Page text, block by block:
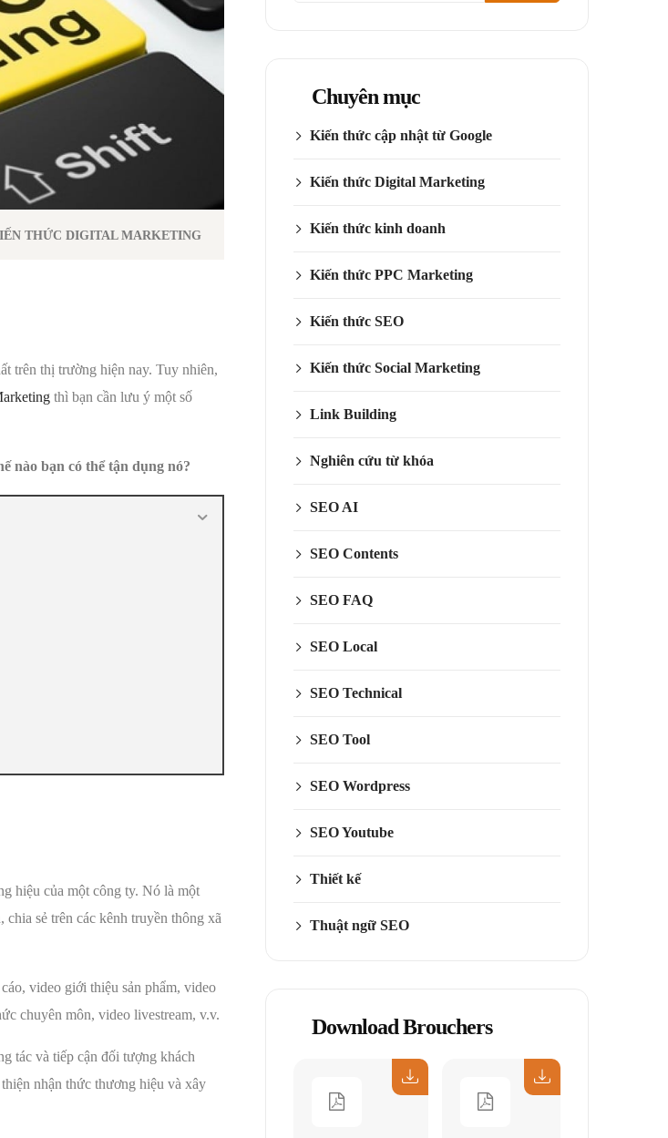
THỨC DIGITAL MARKETING
trên thị trường hiện nay. Tuy nhiên,
thì bạn cần lưu ý một số
nào bạn có thể tận dụng nó?
hiệu của một công ty. Nó là một
sẻ trên các kênh truyền thông xã
video giới thiệu sản phẩm, video
chuyên môn, video livestream, v.v.
tác và tiếp cận đối tượng khách
nhận thức thương hiệu và xây
Chuyên mục
Kiến thức cập nhật từ Google
Kiến thức Digital Marketing
Kiến thức kinh doanh
Kiến thức PPC Marketing
Kiến thức SEO
Kiến thức Social Marketing
Link Building
Nghiên cứu từ khóa
SEO AI
SEO Contents
SEO FAQ
SEO Local
SEO Technical
SEO Tool
SEO Wordpress
SEO Youtube
Thiết kế
Thuật ngữ SEO
Download Brouchers